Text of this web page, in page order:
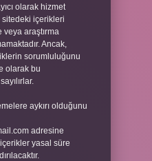
olarak hizmet
içerikleri
araştırma
Ancak,
sorumluluğunu
olarak bu
aykırı olduğunu
adresine
yasal süre